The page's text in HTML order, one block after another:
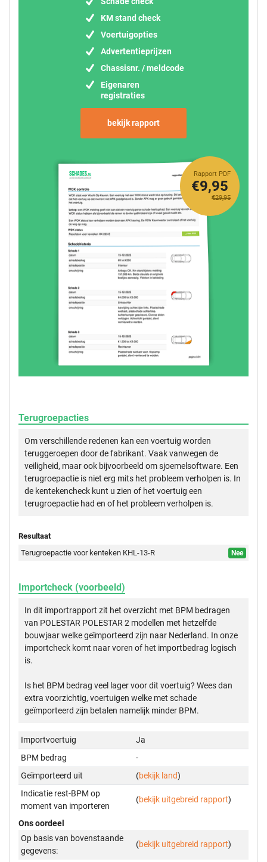
KM stand check
Voertuigopties
Advertentieprijzen
Chassisnr. / meldcode
Eigenaren
registraties
bekijk rapport
Rapport PDF
€29,95
€9,95
Terugroepacties
Om verschillende redenen kan een voertuig worden
teruggeroepen door de fabrikant. Vaak vanwegen de
veiligheid, maar ook bijvoorbeeld om sjoemelsoftware. Een
terugroepactie is niet erg mits het probleem verholpen is. In
de kentekencheck kunt u zien of het voertuig een
terugroepactie had en of het probleem verholpen is.
Resultaat
Terugroepactie voor kenteken KHL-13-R
Nee
Importcheck (voorbeeld)
In dit importrapport zit het overzicht met BPM bedragen
van POLESTAR POLESTAR 2 modellen met hetzelfde
bouwjaar welke geïmporteerd zijn naar Nederland. In onze
importcheck komt naar voren of het importbedrag logisch
is.
Is het BPM bedrag veel lager voor dit voertuig? Wees dan
extra voorzichtig, voertuigen welke met schade
geïmporteerd zijn betalen namelijk minder BPM.
Importvoertuig
Ja
BPM bedrag
-
Geïmporteerd uit
(bekijk land)
Indicatie rest-BPM op
moment van importeren
(bekijk uitgebreid rapport)
Ons oordeel
Op basis van bovenstaande
gegevens:
(bekijk uitgebreid rapport)